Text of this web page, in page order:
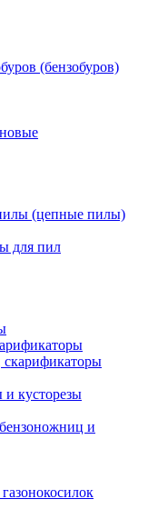
(бензобуров)
(цепные пилы)
для пил
скарификаторы
кусторезы
и